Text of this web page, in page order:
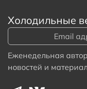
Холодильные
Еженедельная
новостей и